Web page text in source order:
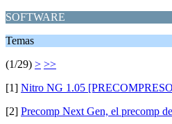
SOFTWARE
Temas
(1/29) > >>
[1] Nitro NG 1.05
[2] Precomp Next Gen, el precomp